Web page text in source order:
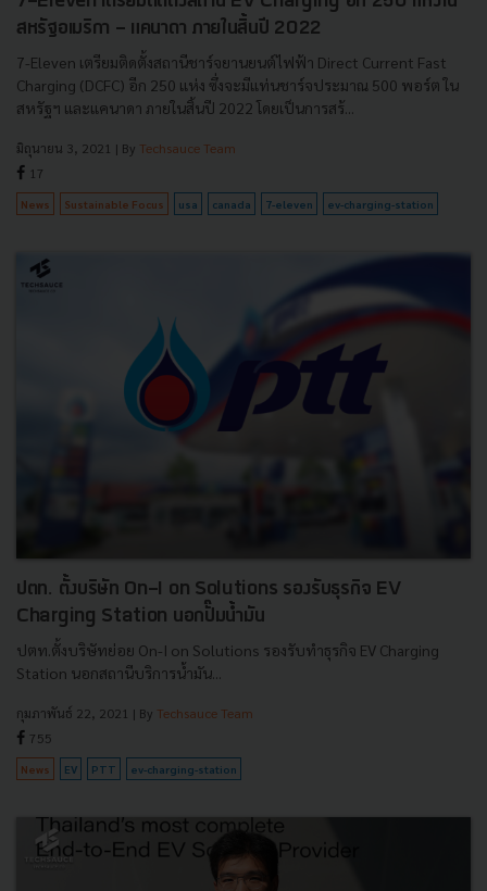
สหรัฐอเมริกา - แคนาดา ภายในสิ้นปี 2022
7-Eleven เตรียมติดตั้งสถานีชาร์จยานยนต์ไฟฟ้า Direct Current Fast
Charging (DCFC) อีก 250 แห่ง ซึ่งจะมีแท่นชาร์จประมาณ 500 พอร์ต ใน
สหรัฐฯ และแคนาดา ภายในสิ้นปี 2022 โดยเป็นการสร้...
มิถุนายน 3, 2021 | By Techsauce Team
17
News Sustainable Focus usa canada 7-eleven ev-charging-station
ปตท. ตั้งบริษัท On-I on Solutions รองรับธุรกิจ EV
Charging Station นอกปั๊มน้ำมัน
ปตท.ตั้งบริษัทย่อย On-I on Solutions รองรับทำธุรกิจ EV Charging
Station นอกสถานีบริการน้ำมัน...
กุมภาพันธ์ 22, 2021 | By Techsauce Team
755
News EV PTT ev-charging-station